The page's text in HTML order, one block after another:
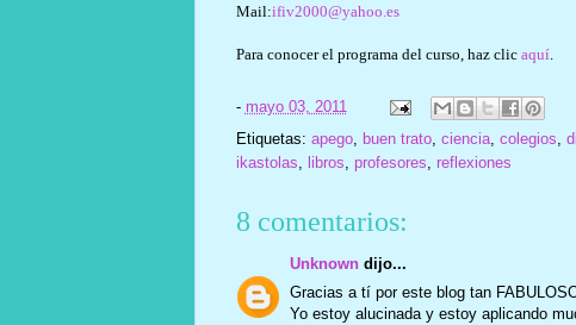
Mail:ifiv2000@yahoo.es
Para conocer el programa del curso, haz clic aquí.
- mayo 03, 2011
Etiquetas: apego, buen trato, ciencia, colegios
ikastolas libros profesores reflexiones
8 comentarios:
Unknowndijo...
Gracias a tí por este blog tan
Yo estoy alucinada y estoy aplicando